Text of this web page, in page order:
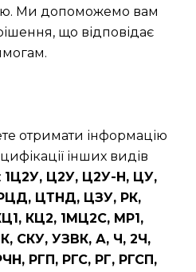
Ми допоможемо вам
що відповідає
отримати інформацію
інших видів
1Ц2У, Ц2У, Ц2У-Н, ЦУ,
ЦТНД, ЦЗУ, РК,
КЦ2, 1МЦ2С, МР1,
СКУ, УЗВК, А, Ч, 2Ч,
РГП, РГС, РГ, РГСП,